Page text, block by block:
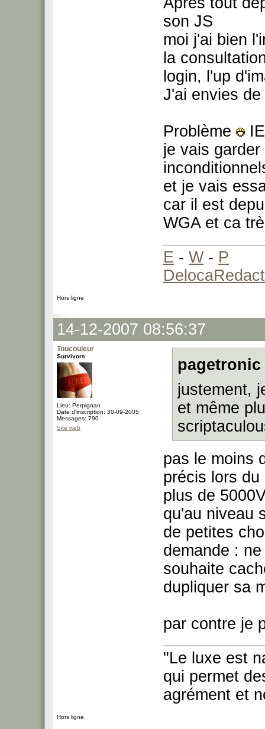
son JS
moi j'ai bien
la
login, l'up
J'ai envies
Problème
je vais
et je vais
car il est
WGA et ca
E - W- P
Hors ligne
14-12-2007 08:56:37
Toucouleur
Survivors
Lieu: Perpignan
Date d'inscription: 30-09-2005
Messages: 790
Site web
justement,
et même
pas le moins
précis lors
plus de
qu'au niveau
de petites
demande :
souhaite
dupliquer sa
par contre je
"Le luxe est
qui permet
agrément et
Hors ligne